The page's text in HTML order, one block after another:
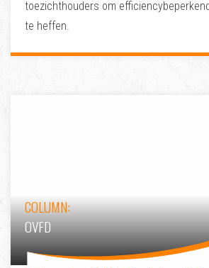
toezichthouders om
te heffen.
COLUMN:
OVFD